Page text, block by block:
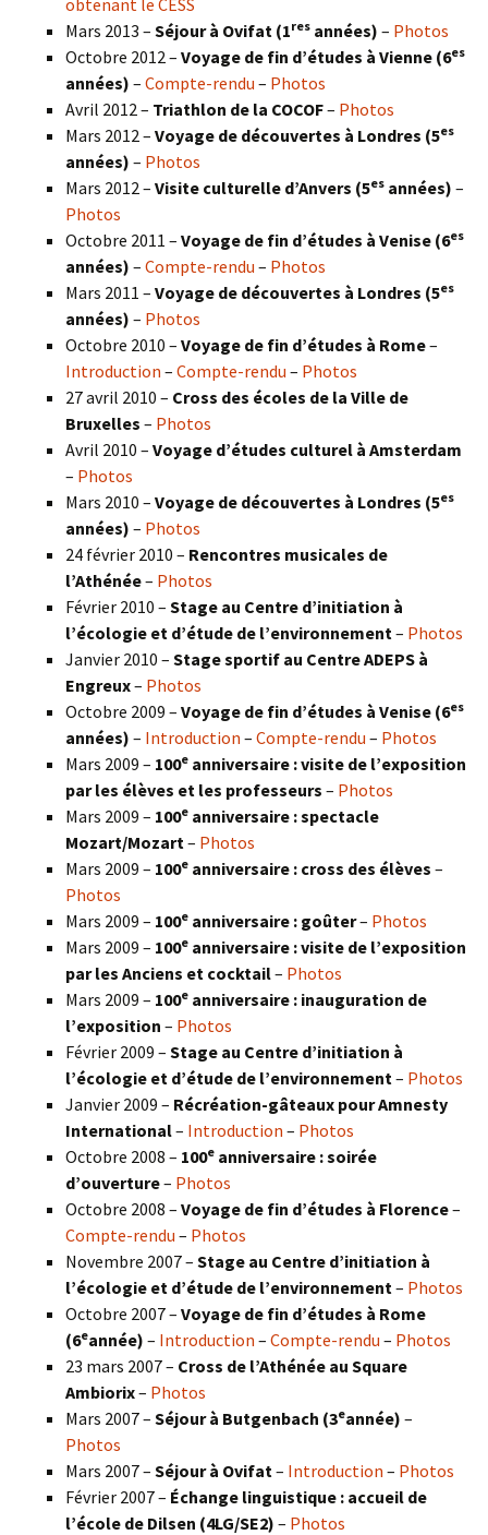
Mars 2013 – Séjour à Ovifat (1res années) – Photos
Octobre 2012 – Voyage de fin d’études à Vienne (6es
années) – Compte-rendu – Photos
Avril 2012 – Triathlon de la COCOF– Photos
Mars 2012 – Voyage de découvertes à Londres (5es
années) – Photos
Mars 2012 – Visite culturelle d’Anvers (5es années) –
Photos
Octobre 2011 – Voyage de fin d’études à Venise (6es
années) – Compte-rendu – Photos
Mars 2011 – Voyage de découvertes à Londres (5es
années) – Photos
Octobre 2010 – Voyage de fin d’études à Rome–
Introduction – Compte-rendu – Photos
27 avril 2010 – Cross des écoles de la Ville de
Bruxelles – Photos
Avril 2010 – Voyage d’études culturel à Amsterdam
– Photos
Mars 2010 – Voyage de découvertes à Londres (5es
années) – Photos
24 février 2010 – Rencontres musicales de
l’Athénée– Photos
Février 2010 – Stage au Centre d’initiation à
l’écologie et d’étude de l’environnement – Photos
Janvier 2010 – Stage sportif au Centre ADEPS à
Engreux– Photos
Octobre 2009 – Voyage de fin d’études à Venise (6es
années) – Introduction – Compte-rendu – Photos
Mars 2009 – 100e anniversaire : visite de l’exposition
par les élèves et les professeurs – Photos
Mars 2009 – 100e anniversaire : spectacle
Mozart/Mozart – Photos
Mars 2009 – 100e anniversaire : cross des élèves –
Photos
Mars 2009 – 100e anniversaire : goûter– Photos
Mars 2009 – 100e anniversaire : visite de l’exposition
par les Anciens et cocktail– Photos
Mars 2009 – 100e anniversaire : inauguration de
l’exposition – Photos
Février 2009 – Stage au Centre d’initiation à
l’écologie et d’étude de l’environnement – Photos
Janvier 2009 – Récréation-gâteaux pour Amnesty
International– Introduction – Photos
Octobre 2008 – 100e anniversaire : soirée
d’ouverture– Photos
Octobre 2008 – Voyage de fin d’études à Florence–
Compte-rendu – Photos
Novembre 2007 – Stage au Centre d’initiation à
l’écologie et d’étude de l’environnement – Photos
Octobre 2007 – Voyage de fin d’études à Rome
(6eannée) – Introduction – Compte-rendu – Photos
23 mars 2007 – Cross de l’Athénée au Square
Ambiorix– Photos
Mars 2007 – Séjour à Butgenbach (3eannée) –
Photos
Mars 2007 – Séjour à Ovifat – Introduction – Photos
Février 2007 – Échange linguistique : accueil de
l’école de Dilsen (4LG/SE2) – Photos